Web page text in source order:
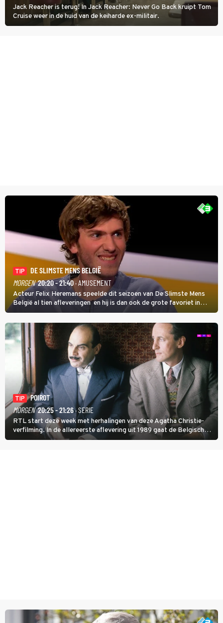
Jack Reacher is terug! In Jack Reacher: Never Go Back kruipt Tom
Cruise weer in de huid van de keiharde ex-militair.
TIP
DE SLIMSTE MENS BELGIË
MORGEN 20:20 - 21:40· AMUSEMENT
Acteur Felix Heremans speelde dit seizoen van De Slimste Mens
België al tien afleveringen en hij is dan ook de grote favoriet in
deze seizoensfinale. En er is Nederlandse inbreng, want komiek
Soundos El Ahmadi neemt plaats aan de jurytafel.
TIP
POIROT
MORGEN 20:25 - 21:26· SERIE
RTL start deze week met herhalingen van deze Agatha Christie-
verfilming. In de allereerste aflevering uit 1989 gaat de Belgische
speurder op zoek naar een vermiste kok. Poirot raakt al snel